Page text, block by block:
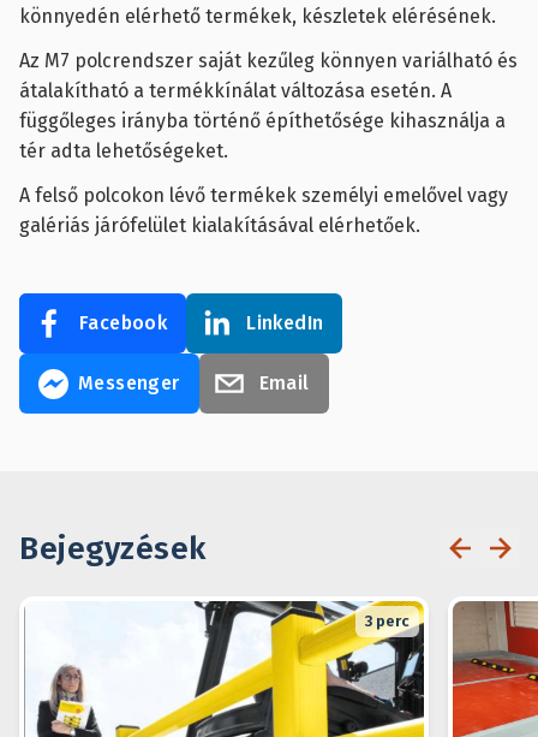
könnyedén elérhető termékek, készletek elérésének.
Az M7 polcrendszer saját kezűleg könnyen variálható és
átalakítható a termékkínálat változása esetén. A
függőleges irányba történő építhetősége kihasználja a
tér adta lehetőségeket.
A felső polcokon lévő termékek személyi emelővel vagy
galériás járófelület kialakításával elérhetőek.
Facebook LinkedIn
Messenger Email
Bejegyzések
3 perc